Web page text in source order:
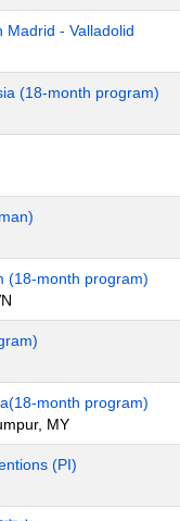
Madrid - Valladolid
(18-month program)
(18-month program)
month program)
MY
(PI)